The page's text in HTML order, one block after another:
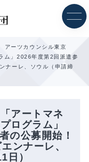
アーツカウンシル東京
ム」2026年度第2回派遣参
ナーレ、ソウル（申請締
アートマネ
ログラム」
の公募開始！
ンナーレ、
日）